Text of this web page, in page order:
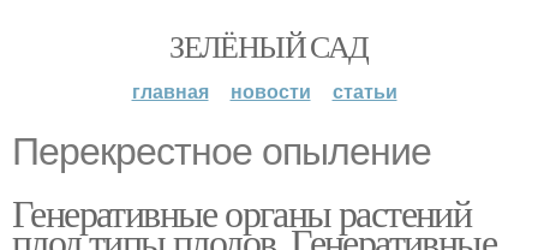
ЗЕЛЁНЫЙ САД
главная новости статьи
Перекрестное опыление
Генеративные органы растений